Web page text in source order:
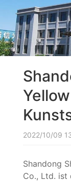
2022/10/09
Shandong
Co., Ltd. ist